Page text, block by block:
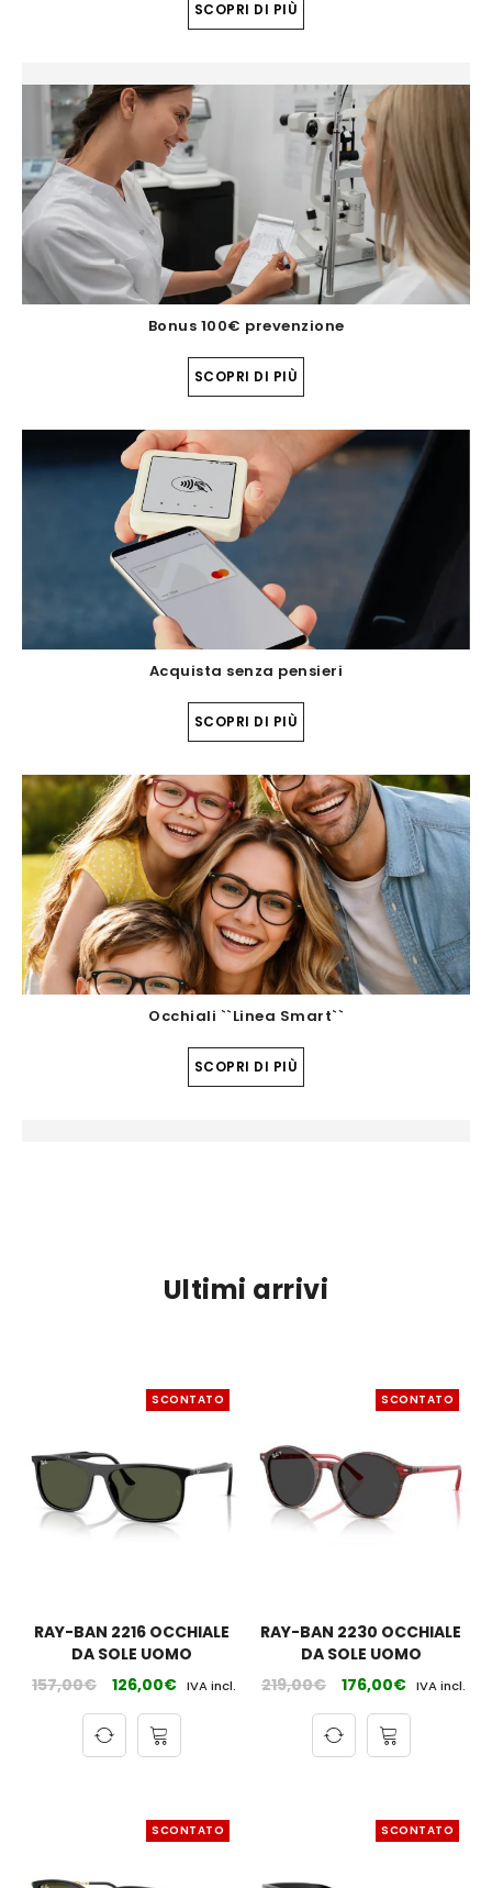
SCOPRI DI PIÙ
Bonus 100€ prevenzione
SCOPRI DI PIÙ
Acquista senza pensieri
SCOPRI DI PIÙ
Occhiali ``Linea Smart``
SCOPRI DI PIÙ
Ultimi arrivi
SCONTATO
RAY-BAN 2216 OCCHIALE
DA SOLE UOMO
157,00€ 126,00€ IVA incl.
SCONTATO
RAY-BAN 2230 OCCHIALE
DA SOLE UOMO
219,00€ 176,00€ IVA incl.
SCONTATO SCONTATO